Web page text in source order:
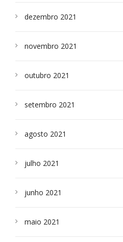
dezembro 2021
novembro 2021
outubro 2021
setembro 2021
agosto 2021
julho 2021
junho 2021
maio 2021